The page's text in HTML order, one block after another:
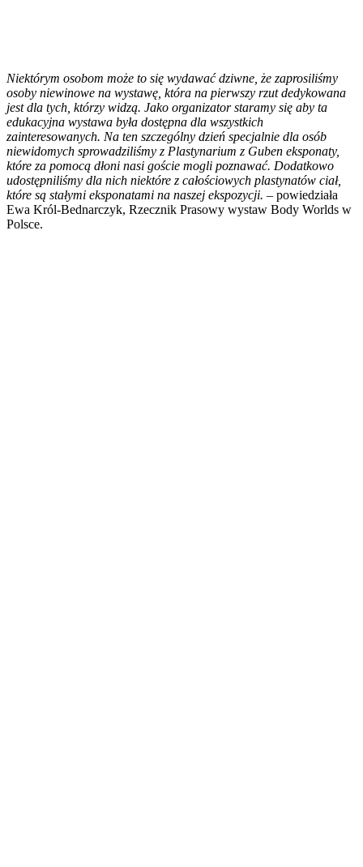
Niektórym osobom może to się wydawać dziwne, że zaprosiliśmy
osoby niewinowe na wystawę, która na pierwszy rzut dedykowana
jest dla tych, którzy widzą. Jako organizator staramy się aby ta
edukacyjna wystawa była dostępna dla wszystkich
zainteresowanych. Na ten szczególny dzień specjalnie dla osób
niewidomych sprowadziliśmy z Plastynarium z Guben eksponaty,
które za pomocą dłoni nasi goście mogli poznawać. Dodatkowo
udostępniliśmy dla nich niektóre z całościowych plastynatów ciał,
które są stałymi eksponatami na naszej ekspozycji. – powiedziała
Ewa Król-Bednarczyk, Rzecznik Prasowy wystaw Body Worlds w
Polsce.